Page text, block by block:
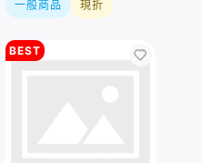
一般商品 現折
BEST